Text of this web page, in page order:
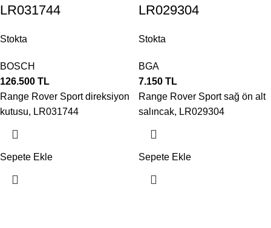
LR031744
Stokta
BOSCH
126.500 TL
Range Rover Sport direksiyon
kutusu, LR031744
Sepete Ekle
LR029304
Stokta
BGA
7.150 TL
Range Rover Sport sağ ön alt
salıncak, LR029304
Sepete Ekle